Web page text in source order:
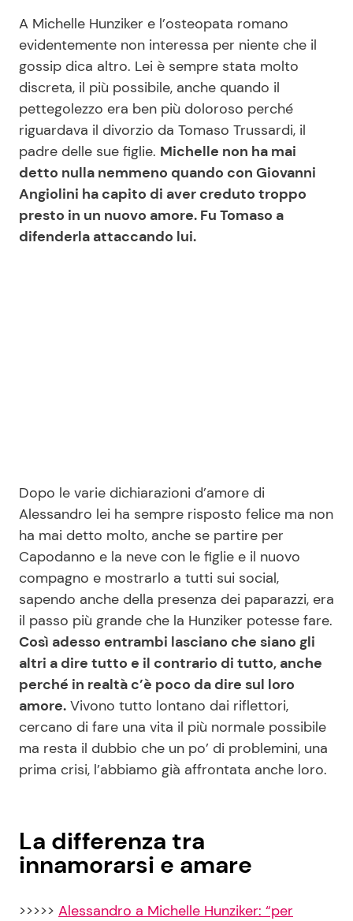
A Michelle Hunziker e l’osteopata romano
evidentemente non interessa per niente che il
gossip dica altro. Lei è sempre stata molto
discreta, il più possibile, anche quando il
pettegolezzo era ben più doloroso perché
riguardava il divorzio da Tomaso Trussardi, il
padre delle sue figlie. Michelle non ha mai
detto nulla nemmeno quando con Giovanni
Angiolini ha capito di aver creduto troppo
presto in un nuovo amore. Fu Tomaso a
difenderla attaccando lui.
Dopo le varie dichiarazioni d’amore di
Alessandro lei ha sempre risposto felice ma non
ha mai detto molto, anche se partire per
Capodanno e la neve con le figlie e il nuovo
compagno e mostrarlo a tutti sui social,
sapendo anche della presenza dei paparazzi, era
il passo più grande che la Hunziker potesse fare.
Così adesso entrambi lasciano che siano gli
altri a dire tutto e il contrario di tutto, anche
perché in realtà c’è poco da dire sul loro
amore. Vivono tutto lontano dai riflettori,
cercano di fare una vita il più normale possibile
ma resta il dubbio che un po’ di problemini, una
prima crisi, l’abbiamo già affrontata anche loro.
La differenza tra
innamorarsi e amare
>>>>> Alessandro a Michelle Hunziker: “per